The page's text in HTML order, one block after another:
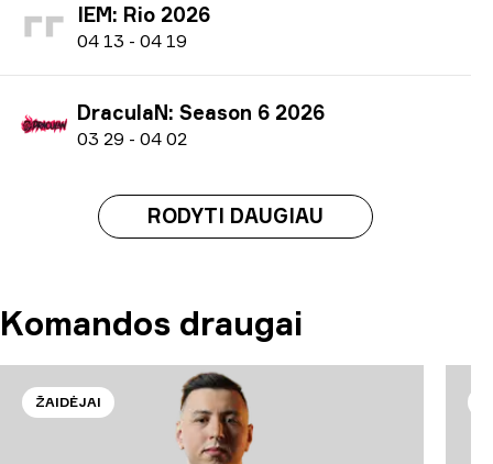
IEM: Rio 2026
04 13 - 04 19
DraculaN: Season 6 2026
03 29 - 04 02
RODYTI DAUGIAU
Komandos draugai
ŽAIDĖJAI